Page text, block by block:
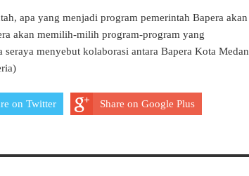
apa yang menjadi program pemerintah Bapera akan
akan memilih-milih program-program yang
menyebut kolaborasi antara Bapera Kota Medan
on Twitter Share on Google Plus